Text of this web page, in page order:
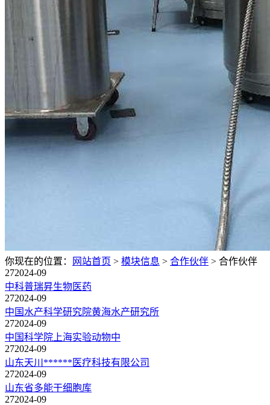
你现在的位置： 网站首页 > 模块信息 > 合作伙伴 > 合作伙伴
272024-09
中科普瑞昇生物医药
272024-09
中国水产科学研究院黄海水产研究所
272024-09
中国科学院上海实验动物中
272024-09
山东天川******医疗科技有限公司
272024-09
山东省多能干细胞库
272024-09